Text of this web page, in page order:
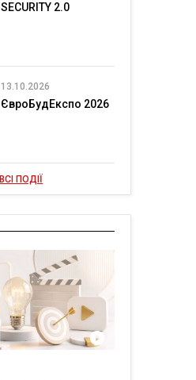
SECURITY 2.0
13.10.2026
ЄвроБудЕкспо 2026
ВСІ ПОДІЇ